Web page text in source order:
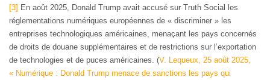
[3] En août 2025, Donald Trump avait accusé sur Truth Social les
réglementations numériques européennes de « discriminer » les
entreprises technologiques américaines, menaçant les pays concernés
de droits de douane supplémentaires et de restrictions sur l’exportation
de technologies et de puces américaines. (V. Lequeux, 25 août 2025,
« Numérique : Donald Trump menace de sanctions les pays qui